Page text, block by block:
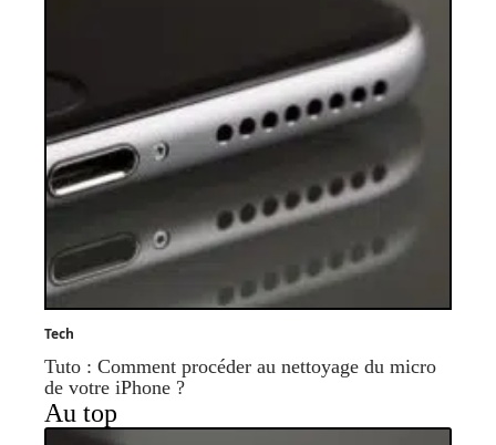
Tech
Tuto : Comment procéder au nettoyage du micro
de votre iPhone ?
Au top